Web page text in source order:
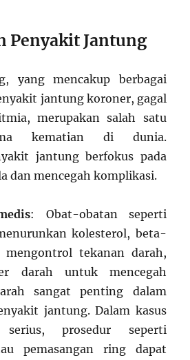
Penyakit Jantung
yang mencakup berbagai
jantung koroner, gagal
merupakan salah satu
kematian di dunia.
jantung berfokus pada
dan mencegah komplikasi.
: Obat-obatan seperti
kolesterol, beta-
tekanan darah,
darah untuk mencegah
sangat penting dalam
jantung. Dalam kasus
prosedur seperti
pemasangan ring dapat